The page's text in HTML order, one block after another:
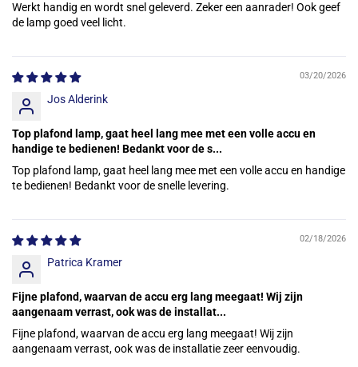
Werkt handig en wordt snel geleverd. Zeker een aanrader! Ook geef
de lamp goed veel licht.
03/20/2026
Jos Alderink
Top plafond lamp, gaat heel lang mee met een volle accu en
handige te bedienen! Bedankt voor de s...
Top plafond lamp, gaat heel lang mee met een volle accu en handige
te bedienen! Bedankt voor de snelle levering.
02/18/2026
Patrica Kramer
Fijne plafond, waarvan de accu erg lang meegaat! Wij zijn
aangenaam verrast, ook was de installat...
Fijne plafond, waarvan de accu erg lang meegaat! Wij zijn
aangenaam verrast, ook was de installatie zeer eenvoudig.